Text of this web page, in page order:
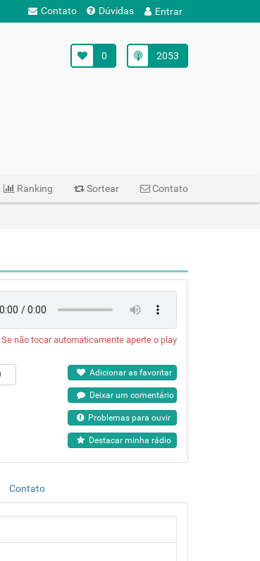
Contato Dúvidas Entrar
2053
0
Ranking Sortear Contato
Se não tocar automaticamente aperte o play
Adicionar as favoritar
Deixar um comentário
Problemas para ouvir
Destacar minha rádio
Contato